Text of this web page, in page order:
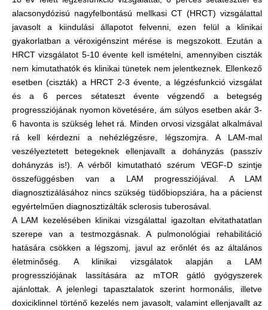
alacsonydózisú nagyfelbontású mellkasi CT (HRCT) vizsgálattal
javasolt a kiindulási állapotot felvenni, ezen felül a klinikai
gyakorlatban a véroxigénszint mérése is megszokott. Ezután a
HRCT vizsgálatot 5-10 évente kell ismételni, amennyiben ciszták
nem kimutathatók és klinikai tünetek nem jelentkeznek. Ellenkező
esetben (ciszták) a HRCT 2-3 évente, a légzésfunkció vizsgálat
és a 6 perces sétateszt évente végzendő a betegség
progressziójának nyomon követésére, ám súlyos esetben akár 3-
6 havonta is szükség lehet rá. Minden orvosi vizsgálat alkalmával
rá kell kérdezni a nehézlégzésre, légszomjra. A LAM-mal
veszélyeztetett betegeknek ellenjavallt a dohányzás (passzív
dohányzás is!). A vérből kimutatható szérum VEGF-D szintje
összefüggésben van a LAM progressziójával. A LAM
diagnosztizálásához nincs szükség tüdőbiopsziára, ha a pácienst
egyértelműen diagnosztizálták sclerosis tuberosával.
A LAM kezelésében klinikai vizsgálattal igazoltan elvitathatatlan
szerepe van a testmozgásnak. A pulmonológiai rehabilitáció
hatására csökken a légszomj, javul az erőnlét és az általános
életminőség. A klinikai vizsgálatok alapján a LAM
progressziójának lassítására az mTOR gátló gyógyszerek
ajánlottak. A jelenlegi tapasztalatok szerint hormonális, illetve
doxiciklinnel történő kezelés nem javasolt, valamint ellenjavallt az